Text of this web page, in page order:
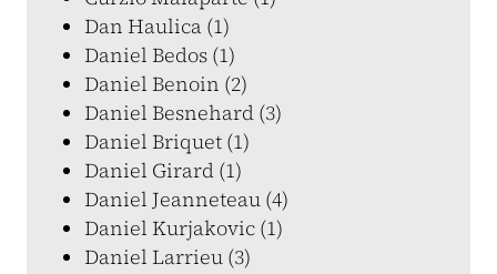
Dan Haulica (1)
Daniel Bedos (1)
Daniel Benoin (2)
Daniel Besnehard (3)
Daniel Briquet (1)
Daniel Girard (1)
Daniel Jeanneteau (4)
Daniel Kurjakovic (1)
Daniel Larrieu (3)